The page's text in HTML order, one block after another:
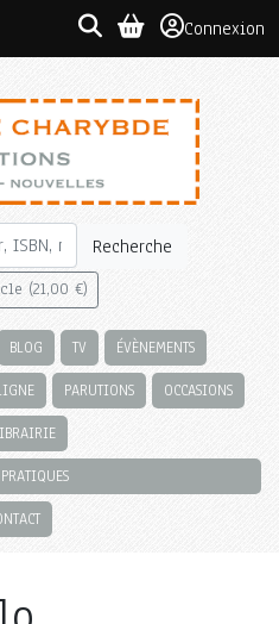
Connexion
Recherche
(21,00 €)
BLOG TV ÉVÈNEMENTS
PARUTIONS OCCASIONS